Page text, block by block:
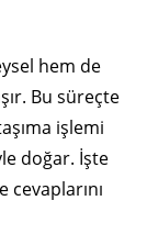
hem de
Bu süreçte
işlemi
doğar. İşte
cevaplarını